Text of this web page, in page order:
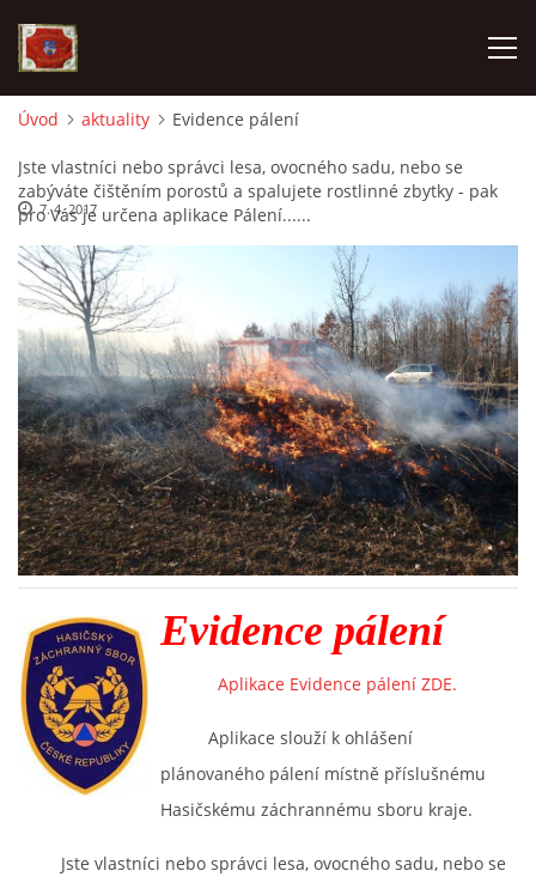
SDH HAVLOVICE
VÝJEZDOVÁ JEDNOTKA
KROUŽEK MLADÝCH HASIČŮ
OHLÁŠENÍ PÁLENÍ
KONTAKT
PROJEKT DOPRAVNÍ AUTOMOBIL
SH ČMS - Sbor dobrovolných hasičů Havlovice
Havlovice 377
542 32 Úpice
IČ: 65715764
hasici.havlovice@seznam.cz
Úvod aktuality Evidence pálení
Jste vlastníci nebo správci lesa, ovocného sadu, nebo se
zabýváte čištěním porostů a spalujete rostlinné zbytky - pak
pro Vás je určena aplikace Pálení......
7. 4. 2017
Evidence pálení
Aplikace Evidence pálení ZDE.
Aplikace slouží k ohlášení
plánovaného pálení místně příslušnému
Hasičskému záchrannému sboru kraje.
Jste vlastníci nebo správci lesa, ovocného sadu, nebo se